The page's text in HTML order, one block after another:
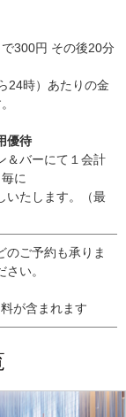
300円 その後20分
あたりの金
優待
＆バーにて１会計
に
いたします。（最
ご予約も承りま
い。
が含まれます